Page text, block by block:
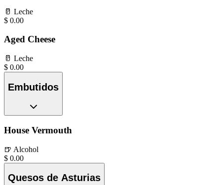
🥛 Leche
$ 0.00
Aged Cheese
🥛 Leche
$ 0.00
Embutidos
House Vermouth
🍺 Alcohol
$ 0.00
Quesos de Asturias